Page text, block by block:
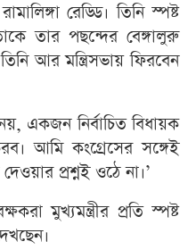
রেড্ডি। তিনি স্পষ্ট
তার পছন্দের বেঙ্গালুরু
আর মন্ত্রিসভায় ফিরবেন
একজন নির্বাচিত বিধায়ক
আমি কংগ্রেসের সঙ্গেই
প্রশ্নই ওঠে না।’
মুখ্যমন্ত্রীর প্রতি স্পষ্ট